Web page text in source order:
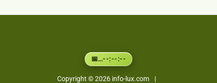
📅…--:--:--
Copyright © 2026 info-lux.com